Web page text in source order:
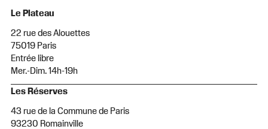
Le Plateau
22 rue des Alouettes
75019 Paris
Entrée libre
Mer.-Dim. 14h-19h
Les Réserves
43 rue de la Commune de Paris
93230 Romainville